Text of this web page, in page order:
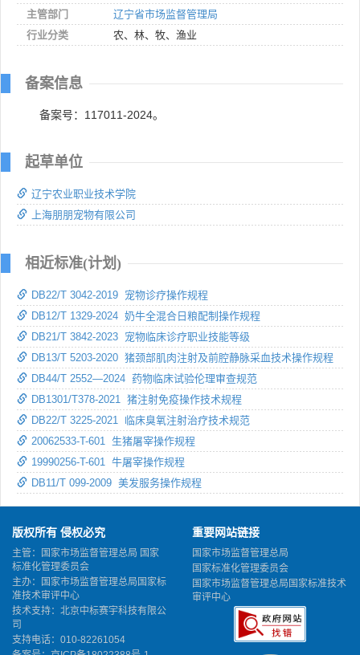
主管部门
辽宁省市场监督管理局
行业分类
农、林、牧、渔业
备案信息
备案号：117011-2024。
起草单位
辽宁农业职业技术学院
上海朋朋宠物有限公司
相近标准(计划)
DB22/T 3042-2019 宠物诊疗操作规程
DB12/T 1329-2024 奶牛全混合日粮配制操作规程
DB21/T 3842-2023 宠物临床诊疗职业技能等级
DB13/T 5203-2020 猪颈部肌肉注射及前腔静脉采血技术操作规程
DB44/T 2552—2024 药物临床试验伦理审查规范
DB1301/T378-2021 猪注射免疫操作技术规程
DB22/T 3225-2021 临床臭氧注射治疗技术规范
20062533-T-601 生猪屠宰操作规程
19990256-T-601 牛屠宰操作规程
DB11/T 099-2009 美发服务操作规程
版权所有 侵权必究
主管：国家市场监督管理总局 国家
标准化管理委员会
主办：国家市场监督管理总局国家标
准技术审评中心
技术支持：北京中标赛宇科技有限公
司
支持电话：010-82261054
重要网站链接
国家市场监督管理总局
国家标准化管理委员会
国家市场监督管理总局国家标准技术
审评中心